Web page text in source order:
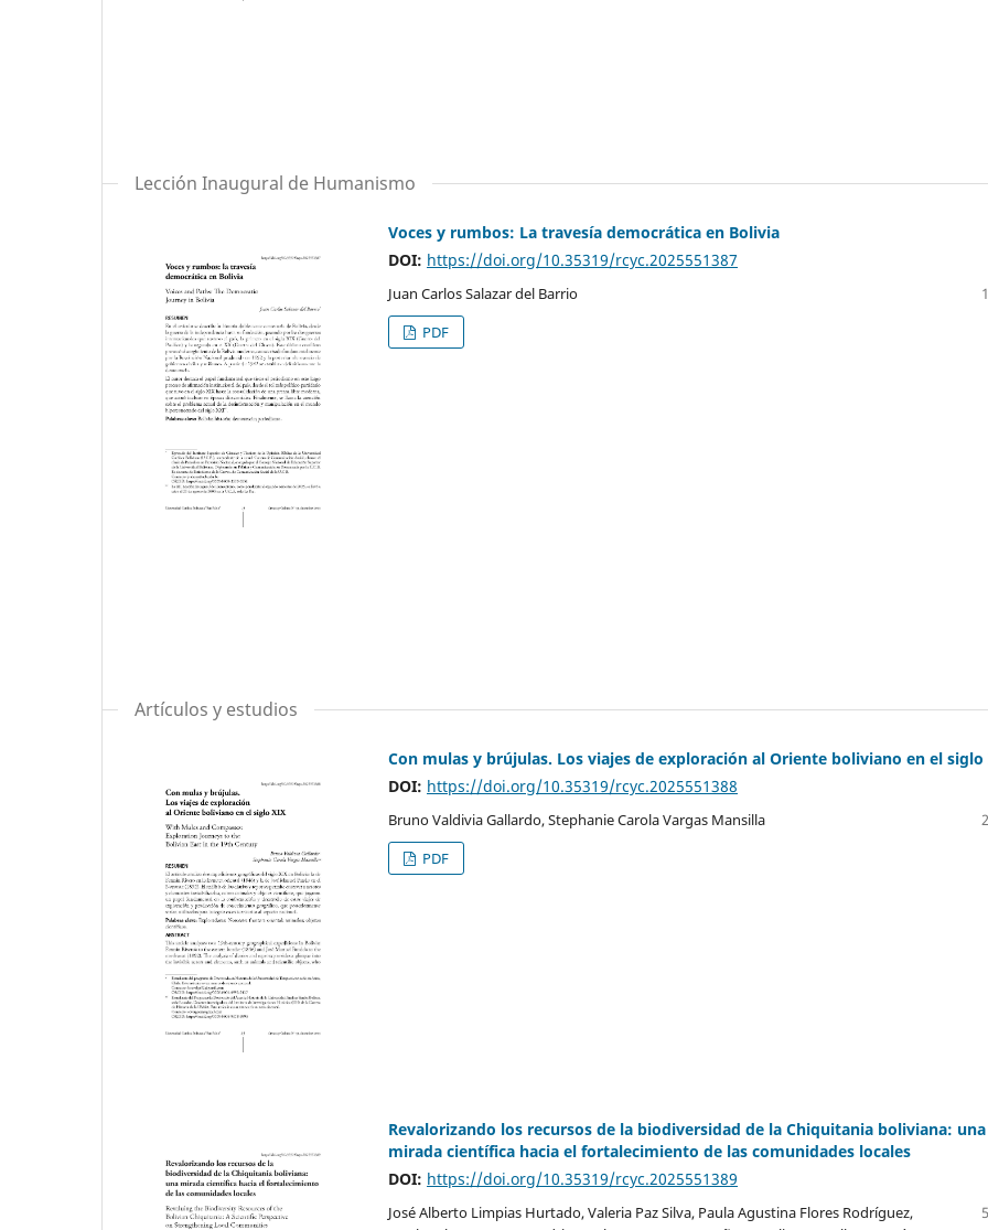
Lección Inaugural de Humanismo
Voces y rumbos: La travesía democrática en Bolivia
DOI: https://doi.org/10.35319/rcyc.2025551387
Juan Carlos Salazar del Barrio
PDF
Artículos y estudios
Con mulas y brújulas. Los viajes de exploración al Oriente boliviano en el siglo
DOI: https://doi.org/10.35319/rcyc.2025551388
Bruno Valdivia Gallardo, Stephanie Carola Vargas Mansilla
PDF
Revalorizando los recursos de la biodiversidad de la Chiquitania boliviana: una
mirada científica hacia el fortalecimiento de las comunidades locales
DOI: https://doi.org/10.35319/rcyc.2025551389
José Alberto Limpias Hurtado, Valeria Paz Silva, Paula Agustina Flores Rodríguez,